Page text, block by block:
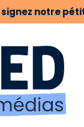
notre